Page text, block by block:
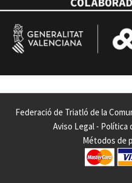
Federació de Triatló de la
Aviso Legal- Política
Métodos de